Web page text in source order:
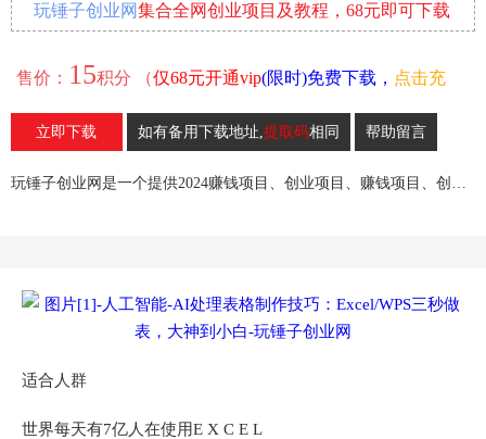
玩锤子创业网集合全网创业项目及教程，68元即可下载
售价： 15积分 （仅68元开通vip(限时)免费下载， 点击充
）
立即下载 如有备用下载地址,提取码相同 帮助留言
玩锤子创业网是一个提供2024赚钱项目、创业项目、赚钱项目、创业赚钱教程、引流教程的创业网,欢迎来玩锤子创业网！
适合人群
世界每天有7亿人在使用E X C E L